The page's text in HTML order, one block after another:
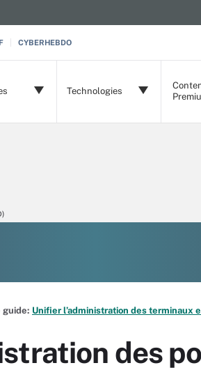
CYBERHEBDO
Technologies
guide: Unifier l’administration des terminaux
des